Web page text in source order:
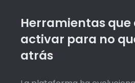
Herramientas que
activar para no
atrás